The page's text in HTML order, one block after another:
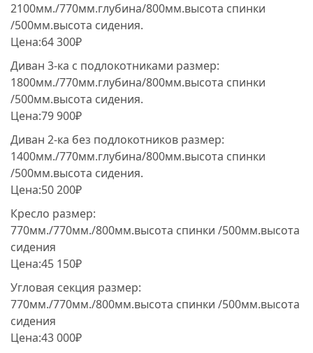
2100мм./770мм.глубина/800мм.высота спинки
/500мм.высота сидения.
Цена:64 300₽
Диван 3-ка с подлокотниками размер:
1800мм./770мм.глубина/800мм.высота спинки
/500мм.высота сидения.
Цена:79 900₽
Диван 2-ка без подлокотников размер:
1400мм./770мм.глубина/800мм.высота спинки
/500мм.высота сидения.
Цена:50 200₽
Кресло размер:
770мм./770мм./800мм.высота спинки /500мм.высота
сидения
Цена:45 150₽
Угловая секция размер:
770мм./770мм./800мм.высота спинки /500мм.высота
сидения
Цена:43 000₽